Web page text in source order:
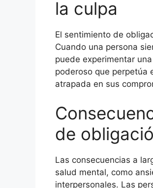
la culpa
El sentimiento de
Cuando una persona
puede experimentar
poderoso que perpetúa
atrapada en sus
de
Las consecuencias a
salud mental, como
interpersonales. Las